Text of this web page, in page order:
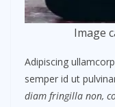
Image
Adipiscing
semper id ut
diam fringilla non,